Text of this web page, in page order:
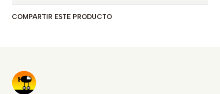
COMPARTIR ESTE PRODUCTO